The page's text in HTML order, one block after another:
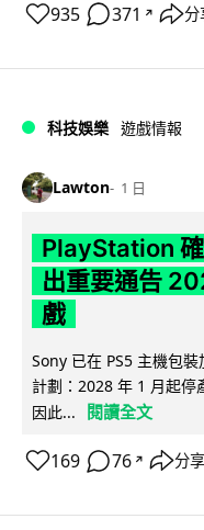
935 371 ↗ 分
科技娛樂 遊戲情報
Lawton 1 日
PlayStation
出重要通告
戲
Sony 已在 PS5 主機包
計劃：2028 年 1 月起停
因此...
閱讀全文
169 76 ↗ 分享